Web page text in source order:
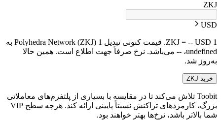
ZKJ
USD
1 ZKJ = -- USD. قیمت کنونی تبدیل 1 Polyhedra Network (ZKJ) به
undefined، -- می‌باشد. نرخ صرفاً جهت اطلاع است. همین حالا
به‌روز شد.
خرید ZKJ
Toobit تلاش می‌کند تا در مقایسه با بسیاری از پلتفرم‌های معاملاتی
بزرگ، کارمزدهای تراکنش نسبتاً پایینی ارائه کند. هرچه سطح VIP
شما بالاتر باشد، نرخ‌ها بهتر خواهند بود.